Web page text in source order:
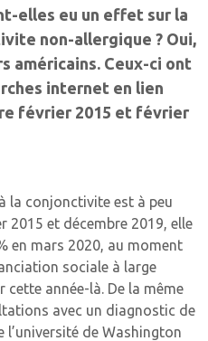
elles eu un effet sur la
non-allergique ? Oui,
américains. Ceux-ci ont
internet en lien
­février 2015 et février
la conjonctivite est à peu
2015 et ­décembre 2019, elle
en mars 2020, au moment
sociale à large
cette année-là. De la même
avec un diagnostic de
de Washington